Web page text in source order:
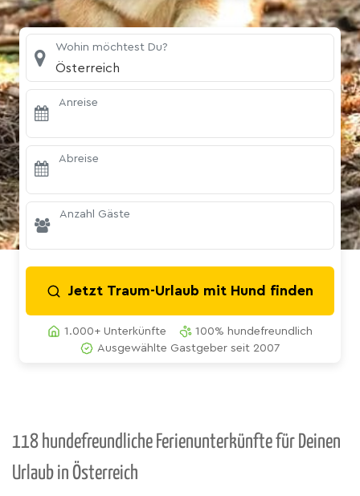
Wohin möchtest Du?
Österreich
Anreise
Abreise
Anzahl Gäste
Jetzt Traum-Urlaub mit Hund finden
1.000+ Unterkünfte
100% hundefreundlich
Ausgewählte Gastgeber seit 2007
118 hundefreundliche Ferienunterkünfte für Deinen
Urlaub in Österreich